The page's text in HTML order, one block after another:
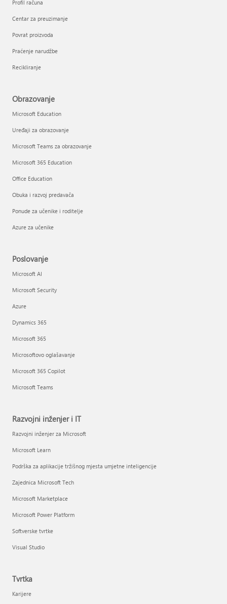
Profil računa
Centar za preuzimanje
Povrat proizvoda
Praćenje narudžbe
Recikliranje
Obrazovanje
Microsoft Education
Uređaji za obrazovanje
Microsoft Teams za obrazovanje
Microsoft 365 Education
Office Education
Obuka i razvoj predavača
Ponude za učenike i roditelje
Azure za učenike
Poslovanje
Microsoft AI
Microsoft Security
Azure
Dynamics 365
Microsoft 365
Microsoftovo oglašavanje
Microsoft 365 Copilot
Microsoft Teams
Razvojni inženjer i IT
Razvojni inženjer za Microsoft
Microsoft Learn
Podrška za aplikacije tržišnog mjesta umjetne inteligencije
Zajednica Microsoft Tech
Microsoft Marketplace
Microsoft Power Platform
Softverske tvrtke
Visual Studio
Tvrtka
Karijere